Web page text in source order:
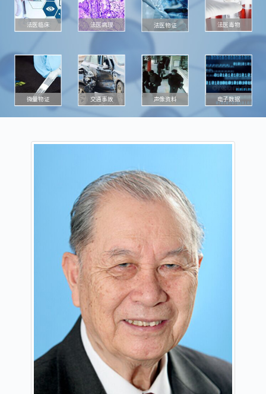
法医临床 法医病理 法医物证 法医毒物
微量物证 交通事故 声像资料 电子数据